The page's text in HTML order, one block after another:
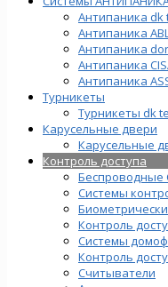
Антипаника dk
Антипаника
Антипаника
Антипаника
Антипаника
Турникеты
Турникеты dk
Карусельные двери
Карусельные
Контроль доступа
Беспроводные
Системы
Контроль
Системы
Контроль
Считыватели